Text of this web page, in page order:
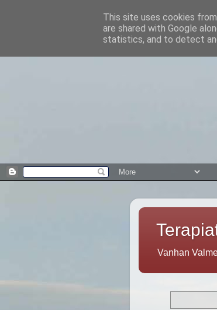
Vanhan
This site uses cookies
are shared with Google
statistics, and to detect